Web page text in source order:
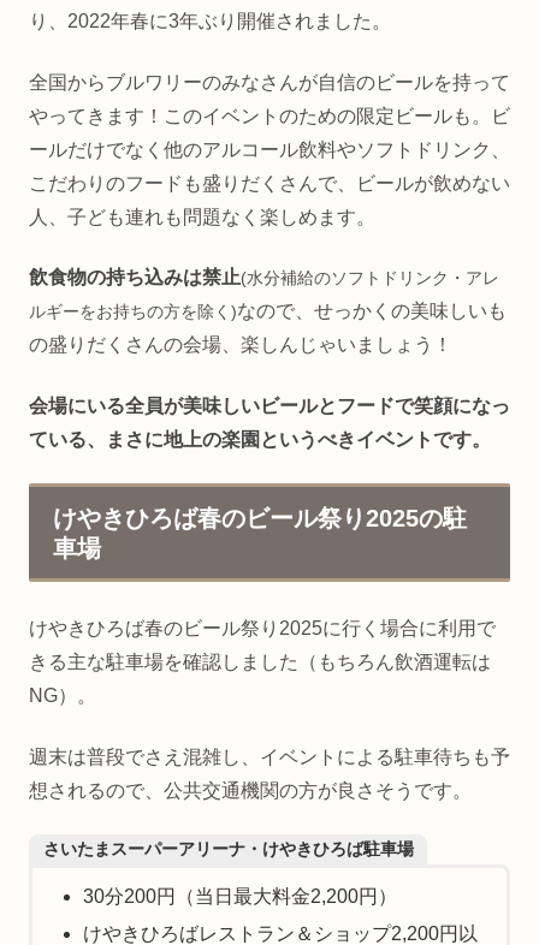
り、2022年春に3年ぶり開催されました。
全国からブルワリーのみなさんが自信のビールを持って
やってきます！このイベントのための限定ビールも。ビ
ールだけでなく他のアルコール飲料やソフトドリンク、
こだわりのフードも盛りだくさんで、ビールが飲めない
人、子ども連れも問題なく楽しめます。
飲食物の持ち込みは禁止(水分補給のソフトドリンク・アレ
ルギーをお持ちの方を除く)なので、せっかくの美味しいも
の盛りだくさんの会場、楽しんじゃいましょう！
会場にいる全員が美味しいビールとフードで笑顔になっ
ている、まさに地上の楽園というべきイベントです。
けやきひろば春のビール祭り2025の駐
車場
けやきひろば春のビール祭り2025に行く場合に利用で
きる主な駐車場を確認しました（もちろん飲酒運転は
NG）。
週末は普段でさえ混雑し、イベントによる駐車待ちも予
想されるので、公共交通機関の方が良さそうです。
さいたまスーパーアリーナ・けやきひろば駐車場
30分200円（当日最大料金2,200円）
けやきひろばレストラン＆ショップ2,200円以